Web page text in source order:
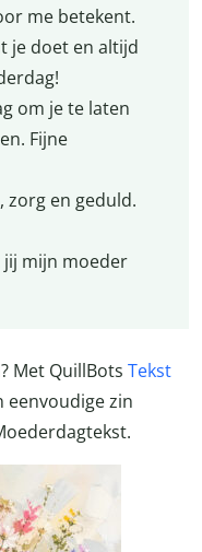
me betekent.
je doet en altijd
om je te laten
Fijne
zorg en geduld.
jij mijn moeder
Met QuillBots Tekst
eenvoudige zin